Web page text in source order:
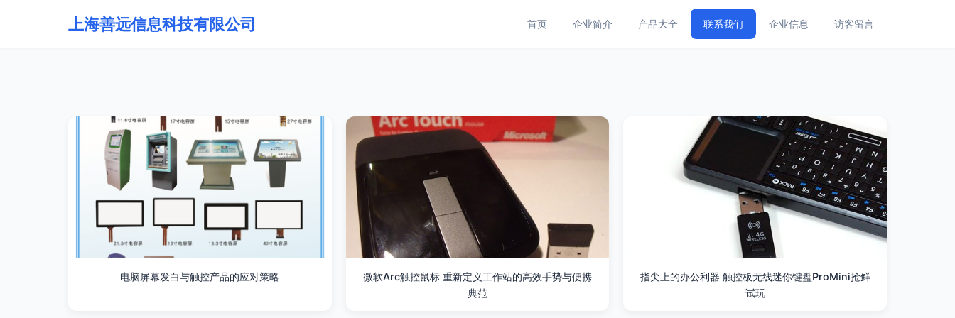
上海善远信息科技有限公司 首页 企业简介 产品大全 联系我们 企业信息 访客留言
电脑屏幕发白与触控产品的应对策略
微软Arc触控鼠标 重新定义工作站的高效手势与便携
典范
指尖上的办公利器 触控板无线迷你键盘ProMini抢鲜
试玩